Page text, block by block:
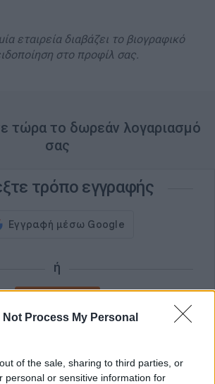
Not Process My Personal
of the sale, sharing to third parties, or
personal or sensitive information for
εταιρεία διαβάζει το βιογραφικό
στο προφίλ σας.
τώρα το δωρεάν λογαριασμό
σας
τρόπο εγγραφής
ή
γνώση των εν λόγω όρων.